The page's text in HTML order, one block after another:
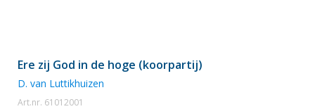
Ere zij God in de hoge (koorpartij)
D. van Luttikhuizen
Art.nr. 61012001